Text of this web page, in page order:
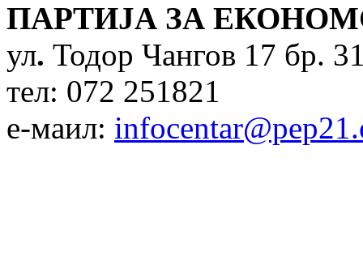
ПАРТИЈА ЗА
ул. Тодор Чангов 17 бр.
тел: 072 251821
е-маил: